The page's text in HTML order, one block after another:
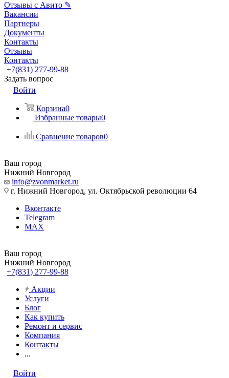
Отзывы с Авито ✎
Вакансии
Партнеры
Документы
Контакты
Отзывы
Контакты
+7(831) 277-99-88
Задать вопрос
Войти
Корзина0
Избранные товары0
Сравнение товаров0
Ваш город
Нижний Новгород
info@zvonmarket.ru
г. Нижний Новгород, ул. Октябрьской революции 64
Вконтакте
Telegram
MAX
Ваш город
Нижний Новгород
+7(831) 277-99-88
Акции
Услуги
Блог
Как купить
Ремонт и сервис
Компания
Контакты
...
Войти